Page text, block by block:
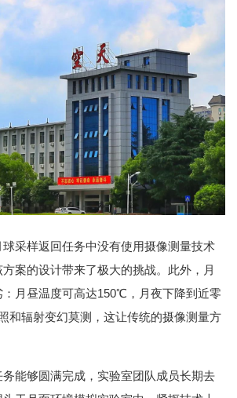
采样返回任务中没有使用摄像测量技术
案的设计带来了极大的挑战。此外，月
月昼温度可高达150℃，月夜下降到近零
和辐射变幻莫测，这让传统的摄像测量方
能够圆满完成，实验室团队成员长期去